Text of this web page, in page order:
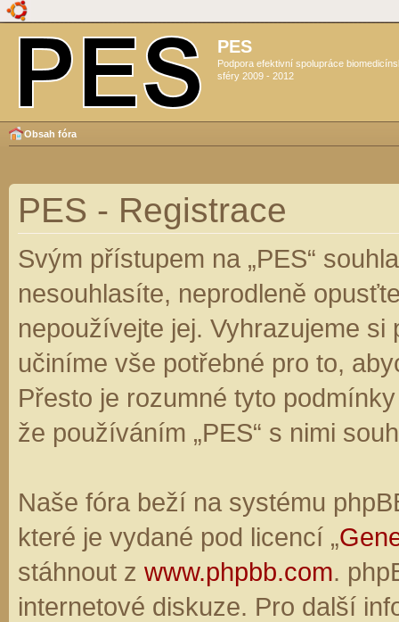
PES
Podpora efektivní spolupráce
sféry 2009 - 2012
Obsah fóra
PES - Registrace
Svým přístupem na „PES“
nesouhlasíte, neprodleně
nepoužívejte jej. Vyhrazujeme
učiníme vše potřebné pro to,
Přesto je rozumné tyto
že používáním „PES“ s nimi
Naše fóra beží na systému
které je vydané pod licencí „
stáhnout z www.phpbb.com.
internetové diskuze. Pro další